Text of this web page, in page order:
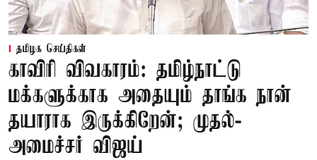
தமிழக செய்திகள்
காவிரி விவகாரம்: தமிழ்நாட்டு
மக்களுக்காக அதையும் தாங்க நான்
தயாராக இருக்கிறேன்; முதல்-
அமைச்சர் விஜய்